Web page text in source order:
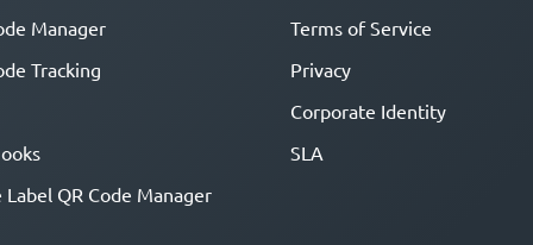
Manager
Tracking
QR Code Manager
Terms of Service
Privacy
Corporate Identity
SLA